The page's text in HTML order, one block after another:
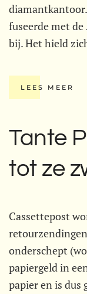
fuseerde met
bij. Het hield
LEES MEER
Tante
tot ze
Cassettepost
onderschept
papiergeld in
papier en is dus